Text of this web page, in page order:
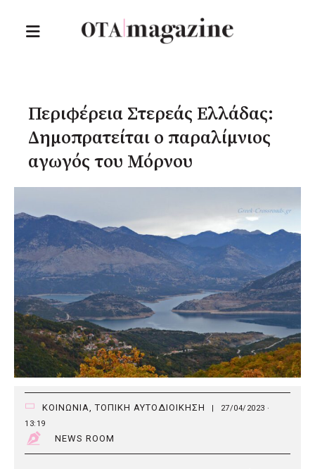
Περιφέρεια Στερεάς Ελλάδας:
Δημοπρατείται ο παραλίμνιος
αγωγός του Μόρνου
ΚΟΙΝΩΝΙΑ,ΤΟΠΙΚΗ ΑΥΤΟΔΙΟΙΚΗΣΗ
27/04/2023 ·
13:19
NEWS ROOM